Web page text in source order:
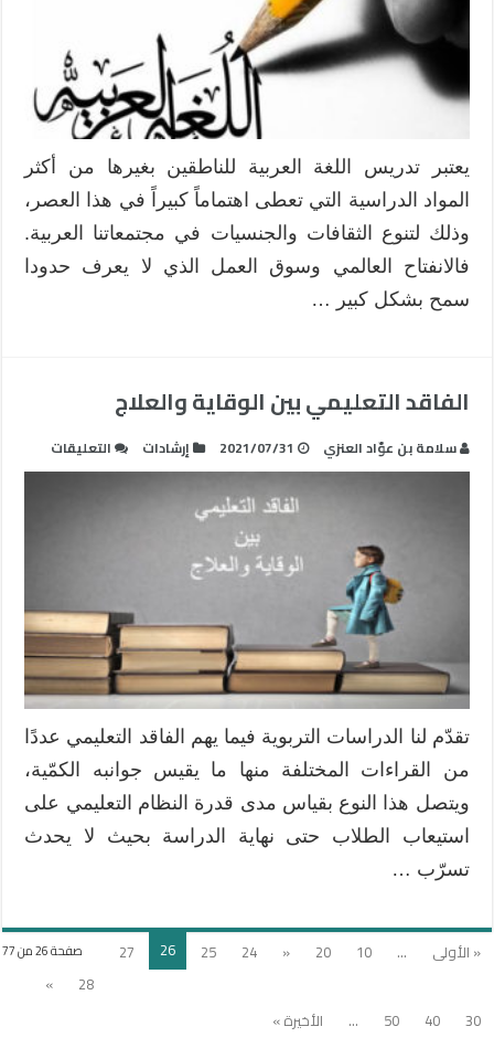
بلغات
أخرى
تحديات
وحلول
مغلقة
يعتبر تدريس اللغة العربية للناطقين بغيرها من أكثر
المواد الدراسية التي تعطى اهتماماً كبيراً في هذا العصر،
وذلك لتنوع الثقافات والجنسيات في مجتمعاتنا العربية.
فالانفتاح العالمي وسوق العمل الذي لا يعرف حدودا
سمح بشكل كبير …
الفاقد التعليمي بين الوقاية والعلاج
سلامة بن عوّاد العنزي 2021/07/31 إرشادات التعليقات
الفاقد
تقدّم لنا الدراسات التربوية فيما يهم الفاقد التعليمي عددًا
من القراءات المختلفة منها ما يقيس جوانبه الكمّية،
ويتصل هذا النوع بقياس مدى قدرة النظام التعليمي على
استيعاب الطلاب حتى نهاية الدراسة بحيث لا يحدث
تسرّب …
صفحة 26 من 77 « الأولى ...
10
20
«
24
25
26
27
28
»
30
40
50
... الأخيرة »